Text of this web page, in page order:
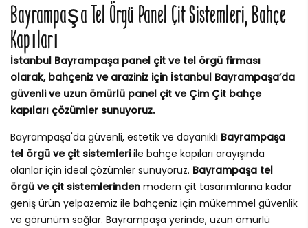
Bayrampaşa Tel Örgü Panel Çit Sistemleri, Bahçe
Kapıları
İstanbul Bayrampaşa panel çit ve tel örgü firması
olarak, bahçeniz ve araziniz için İstanbul Bayrampaşa’da
güvenli ve uzun ömürlü panel çit ve Çim Çit bahçe
kapıları çözümler sunuyoruz.
Bayrampaşa'da güvenli, estetik ve dayanıklı Bayrampaşa
tel örgü ve çit sistemleriile bahçe kapıları arayışında
olanlar için ideal çözümler sunuyoruz. Bayrampaşa tel
örgü ve çit sistemlerinden modern çit tasarımlarına kadar
geniş ürün yelpazemiz ile bahçeniz için mükemmel güvenlik
ve görünüm sağlar. Bayrampaşa yerinde, uzun ömürlü